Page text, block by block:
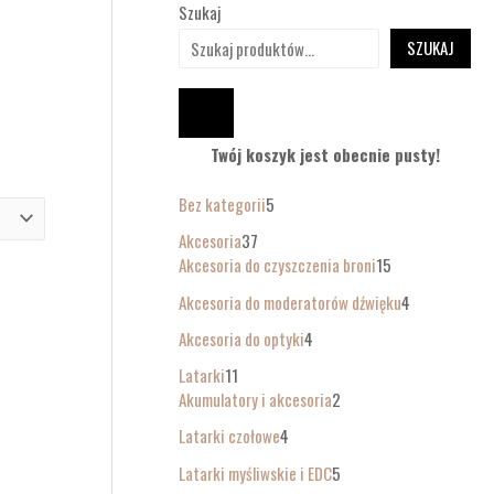
Szukaj
SZUKAJ
Twój koszyk jest obecnie pusty!
Bez kategorii5
Akcesoria37
Akcesoria do czyszczenia broni15
Akcesoria do moderatorów dźwięku4
Akcesoria do optyki4
Latarki11
Akumulatory i akcesoria2
Latarki czołowe4
Latarki myśliwskie i EDC5